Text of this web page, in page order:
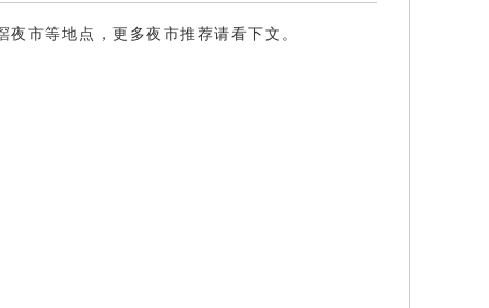
市等地点，更多夜市推荐请看下文。